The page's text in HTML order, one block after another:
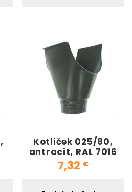
Kotliček 025/80,
antracit, RAL 7016
7,32 €